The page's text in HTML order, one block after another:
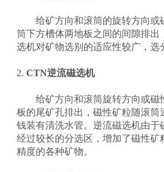
给矿方向和滚筒的旋转方向
筒下方槽体两地板之间的间隙排
选机对矿物选别的适应性较广，选
2. CTN逆流磁选机
给矿方向和滚筒旋转方向或
板的尾矿孔排出，磁性矿粒随滚
钱装有清洗水管。逆流磁选机由
经过较长的分选区，增加了磁性
精度的各种矿物。